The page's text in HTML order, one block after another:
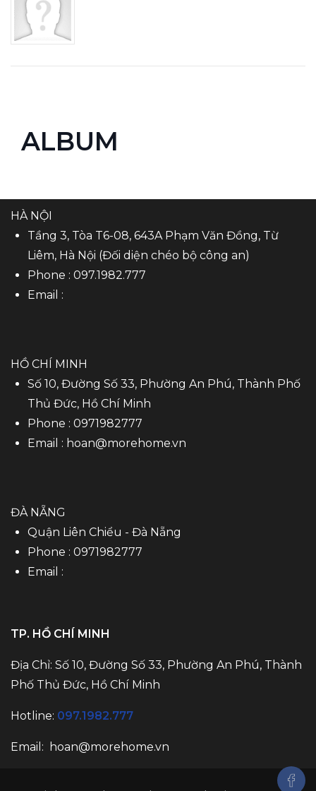
ALBUM
HÀ NỘI
Tầng 3, Tòa T6-08, 643A Phạm Văn Đồng, Từ
Liêm, Hà Nội (Đối diện chéo bộ công an)
Phone : 097.1982.777
Email :
HỒ CHÍ MINH
Số 10, Đường Số 33, Phường An Phú, Thành Phố
Thủ Đức, Hồ Chí Minh
Phone : 0971982777
Email : hoan@morehome.vn
ĐÀ NẴNG
Quận Liên Chiểu - Đà Nẵng
Phone : 0971982777
Email :
TP. HỒ CHÍ MINH
Địa Chỉ: Số 10, Đường Số 33, Phường An Phú, Thành
Phố Thủ Đức, Hồ Chí Minh
Hotline: 097.1982.777
Email: hoan@morehome.vn